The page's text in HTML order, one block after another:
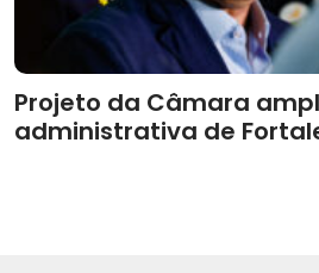
Projeto da Câmara
administrativa de